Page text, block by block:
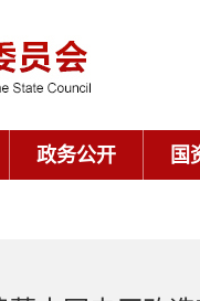
政务公开 国